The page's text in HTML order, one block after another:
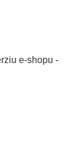
e-shopu -